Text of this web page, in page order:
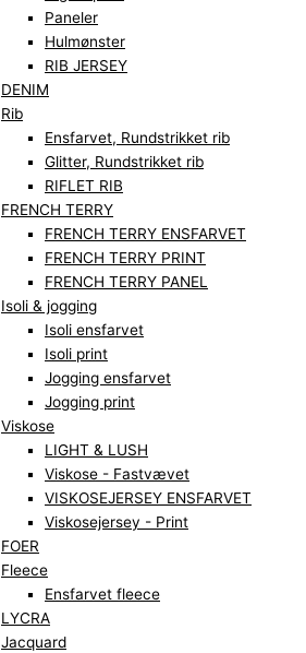
Paneler
Hulmønster
RIB JERSEY
DENIM
Rib
Ensfarvet, Rundstrikket rib
Glitter, Rundstrikket rib
RIFLET RIB
FRENCH TERRY
FRENCH TERRY ENSFARVET
FRENCH TERRY PRINT
FRENCH TERRY PANEL
Isoli & jogging
Isoli ensfarvet
Isoli print
Jogging ensfarvet
Jogging print
Viskose
LIGHT & LUSH
Viskose - Fastvævet
VISKOSEJERSEY ENSFARVET
Viskosejersey - Print
FOER
Fleece
Ensfarvet fleece
LYCRA
Jacquard